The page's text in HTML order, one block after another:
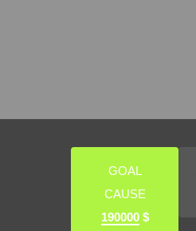
GOAL
CAUSE
190000$